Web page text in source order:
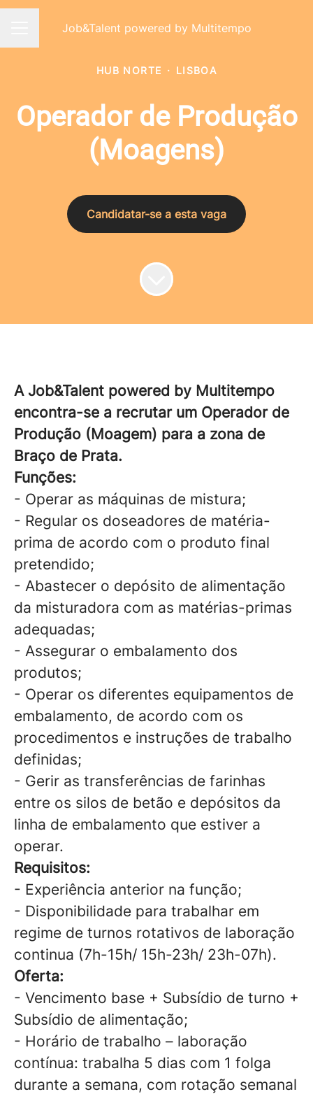
Menu de carreiras
Job&Talent powered by Multitempo
HUB NORTE · LISBOA
Operador de Produção
(Moagens)
Candidatar-se a esta vaga
A Job&Talent powered by Multitempo
encontra-se a recrutar um Operador de
Produção (Moagem) para a zona de
Braço de Prata.
Funções:
- Operar as máquinas de mistura;
- Regular os doseadores de matéria-
prima de acordo com o produto final
pretendido;
- Abastecer o depósito de alimentação
da misturadora com as matérias-primas
adequadas;
- Assegurar o embalamento dos
produtos;
- Operar os diferentes equipamentos de
embalamento, de acordo com os
procedimentos e instruções de trabalho
definidas;
- Gerir as transferências de farinhas
entre os silos de betão e depósitos da
linha de embalamento que estiver a
operar.
Requisitos:
- Experiência anterior na função;
- Disponibilidade para trabalhar em
regime de turnos rotativos de laboração
continua (7h-15h/ 15h-23h/ 23h-07h).
Oferta:
- Vencimento base + Subsídio de turno +
Subsídio de alimentação;
- Horário de trabalho – laboração
contínua: trabalha 5 dias com 1 folga
durante a semana, com rotação semanal